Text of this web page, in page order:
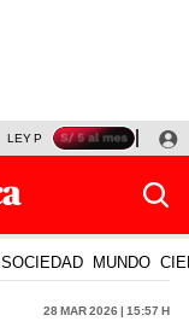
LEY PULPÍN PRECIO DEL
SOCIEDAD MUNDO
28 Mar 2026 | 15:57 h